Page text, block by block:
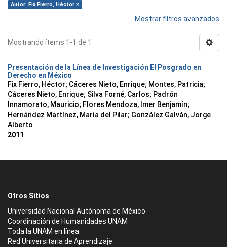
Autor: Fix Fierro, Héctor ×
Mostrar filtros avanzados
Mostrando ítems 1-1 de 1
Presentación de la Línea de Investigación El Posgrado en
Derecho en México
Fix Fierro, Héctor; Cáceres Nieto, Enrique; Montes, Patricia;
Cáceres Nieto, Enrique; Silva Forné, Carlos; Padrón
Innamorato, Mauricio; Flores Mendoza, Imer Benjamín;
Hernández Martínez, María del Pilar; González Galván, Jorge
Alberto
2011
Otros Sitios
Universidad Nacional Autónoma de México
Coordinación de Humanidades UNAM
Toda la UNAM en línea
Red Universitaria de Aprendizaje